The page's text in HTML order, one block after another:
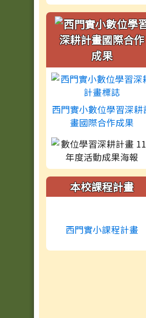
西門實小數位學習深耕
畫國際合作成果
本校課程計畫
西門實小課程計畫